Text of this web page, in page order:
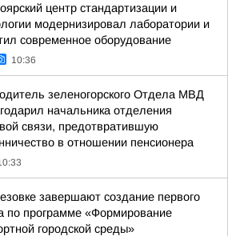
центр стандартизации и
модернизировал лаборатории и
современное оборудование
10:36
зеленогорского Отдела МВД
начальника отделения
связи, предотвратившую
в отношении пенсионера
завершают создание первого
по программе «Формирование
городской среды»